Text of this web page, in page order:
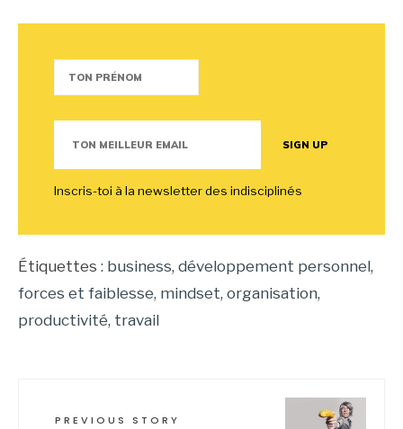
Inscris-toi à la newsletter des indisciplinés
Étiquettes : business, développement personnel,
forces et faiblesse, mindset, organisation,
productivité, travail
PREVIOUS STORY